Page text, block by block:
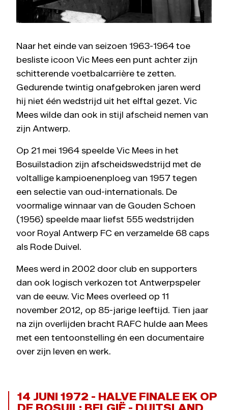
Naar het einde van seizoen 1963-1964 toe
besliste icoon Vic Mees een punt achter zijn
schitterende voetbalcarrière te zetten.
Gedurende twintig onafgebroken jaren werd
hij niet één wedstrijd uit het elftal gezet. Vic
Mees wilde dan ook in stijl afscheid nemen van
zijn Antwerp.
Op 21 mei 1964 speelde Vic Mees in het
Bosuilstadion zijn afscheidswedstrijd met de
voltallige kampioenenploeg van 1957 tegen
een selectie van oud-internationals. De
voormalige winnaar van de Gouden Schoen
(1956) speelde maar liefst 555 wedstrijden
voor Royal Antwerp FC en verzamelde 68 caps
als Rode Duivel.
Mees werd in 2002 door club en supporters
dan ook logisch verkozen tot Antwerpspeler
van de eeuw. Vic Mees overleed op 11
november 2012, op 85-jarige leeftijd. Tien jaar
na zijn overlijden bracht RAFC hulde aan Mees
met een tentoonstelling én een documentaire
over zijn leven en werk.
14 JUNI 1972 - HALVE FINALE EK OP